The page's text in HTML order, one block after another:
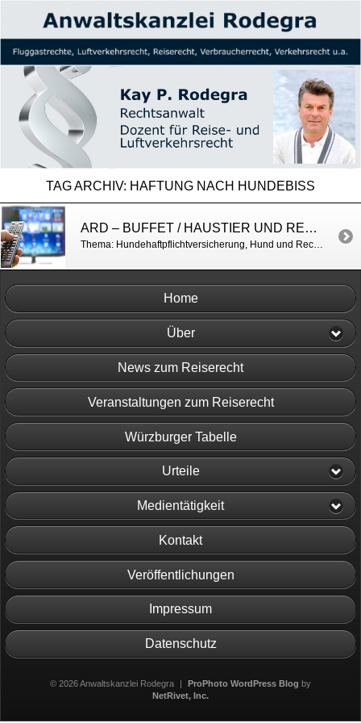
TAG ARCHIV: HAFTUNG NACH HUNDEBISS
ARD – BUFFET / HAUSTIER UND RECHT
Thema: Hundehaftpflichtversicherung, Hund und Recht, Haftung Hundehalter u.a. https://www.swrfernsehen.de/ard-buffet/ratgeber/von-kaufvertrag-bis-versicherung-rechtliches-rund-ums-tier-100.html
Home
Über
News zum Reiserecht
Veranstaltungen zum Reiserecht
Würzburger Tabelle
Urteile
Medientätigkeit
Kontakt
Veröffentlichungen
Impressum
Datenschutz
© 2026 Anwaltskanzlei Rodegra | ProPhoto WordPress Blog by
NetRivet, Inc.